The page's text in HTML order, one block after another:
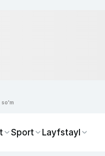
so'm
Sport Layfstayl